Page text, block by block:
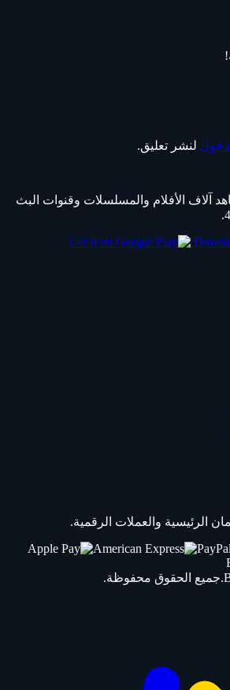
لنشر تعليق.
آلاف الأفلام والمسلسلات وقنوات البث
الرئيسية والعملات الرقمية.
.جميع الحقوق محفوظة.